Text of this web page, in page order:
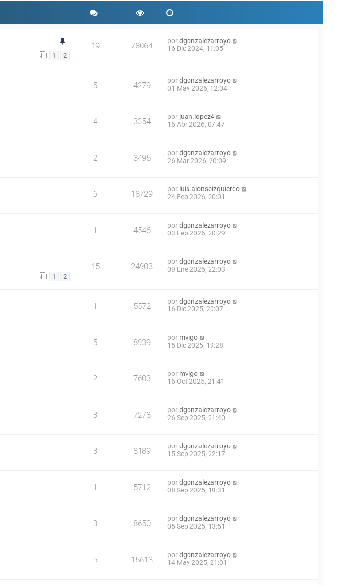
1 2
19 78064 pordgonzalezarroyo
16 Dic 2024, 11:05
5 4279 pordgonzalezarroyo
01 May 2026, 12:04
4 3354 por juan.lopez4
16 Abr 2026, 07:47
2 3495 pordgonzalezarroyo
26 Mar 2026, 20:09
6 18729 por luis.alonsoizquierdo
24 Feb 2026, 20:01
1 4546 pordgonzalezarroyo
03 Feb 2026, 20:29
1 2
15 24903 pordgonzalezarroyo
09 Ene 2026, 22:03
1 5572 pordgonzalezarroyo
16 Dic 2025, 20:07
5 8939 por mvigo
15 Dic 2025, 19:28
2 7603 por mvigo
16 Oct 2025, 21:41
3 7278 pordgonzalezarroyo
26 Sep 2025, 21:40
3 8189 pordgonzalezarroyo
15 Sep 2025, 22:17
1 5712 pordgonzalezarroyo
08 Sep 2025, 19:31
3 8650 pordgonzalezarroyo
05 Sep 2025, 13:51
5 15613 pordgonzalezarroyo
14 May 2025, 21:01